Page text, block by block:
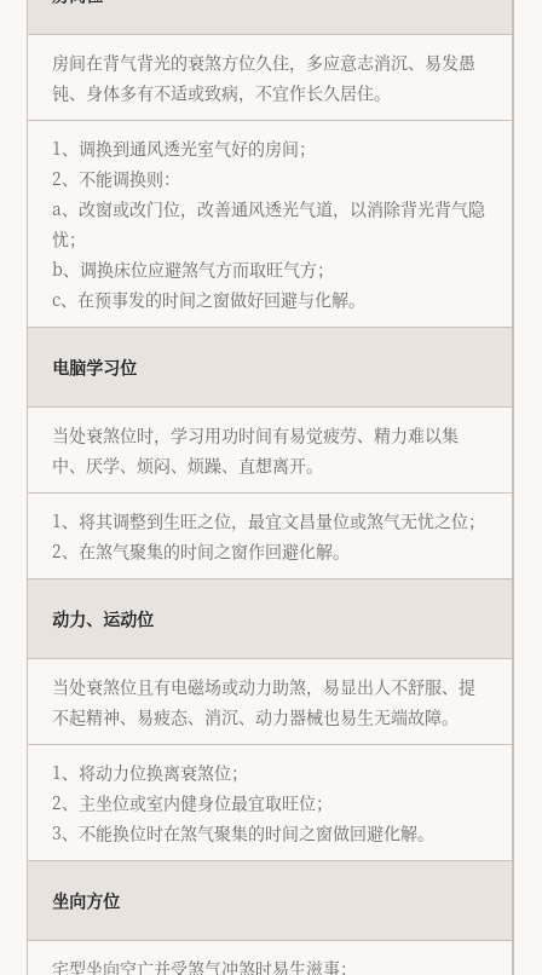
房间在背气背光的衰煞方位久住，多应意志消沉、易发愚
钝、身体多有不适或致病，不宜作长久居住。
1、调换到通风透光室气好的房间；
2、不能调换则：
a、改窗或改门位，改善通风透光气道，以消除背光背气隐
忧；
b、调换床位应避煞气方而取旺气方；
c、在预事发的时间之窗做好回避与化解。
电脑学习位
当处衰煞位时，学习用功时间有易觉疲劳、精力难以集
中、厌学、烦闷、烦躁、直想离开。
1、将其调整到生旺之位，最宜文昌量位或煞气无忧之位；
2、在煞气聚集的时间之窗作回避化解。
动力、运动位
当处衰煞位且有电磁场或动力助煞，易显出人不舒服、提
不起精神、易疲态、消沉、动力器械也易生无端故障。
1、将动力位换离衰煞位；
2、主坐位或室内健身位最宜取旺位；
3、不能换位时在煞气聚集的时间之窗做回避化解。
坐向方位
宅型坐向空亡并受煞气冲煞时易生滋事：